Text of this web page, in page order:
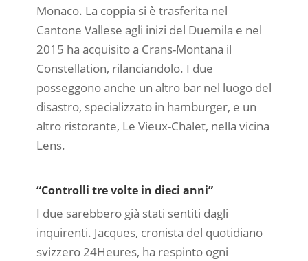
Monaco. La coppia si è trasferita nel
Cantone Vallese agli inizi del Duemila e nel
2015 ha acquisito a Crans-Montana il
Constellation, rilanciandolo. I due
posseggono anche un altro bar nel luogo del
disastro, specializzato in hamburger, e un
altro ristorante, Le Vieux-Chalet, nella vicina
Lens.
“Controlli tre volte in dieci anni”
I due sarebbero già stati sentiti dagli
inquirenti. Jacques, cronista del quotidiano
svizzero 24Heures, ha respinto ogni